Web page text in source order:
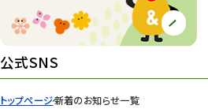
トップページ新着のお知らせ一覧
公式SNS